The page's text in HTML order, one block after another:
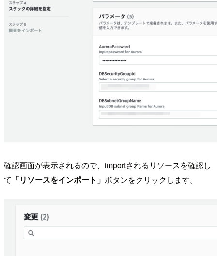
確認画面が表示されるので、importされるリソースを確認し
て 「リソースをインポート」 ボタンをクリックします。